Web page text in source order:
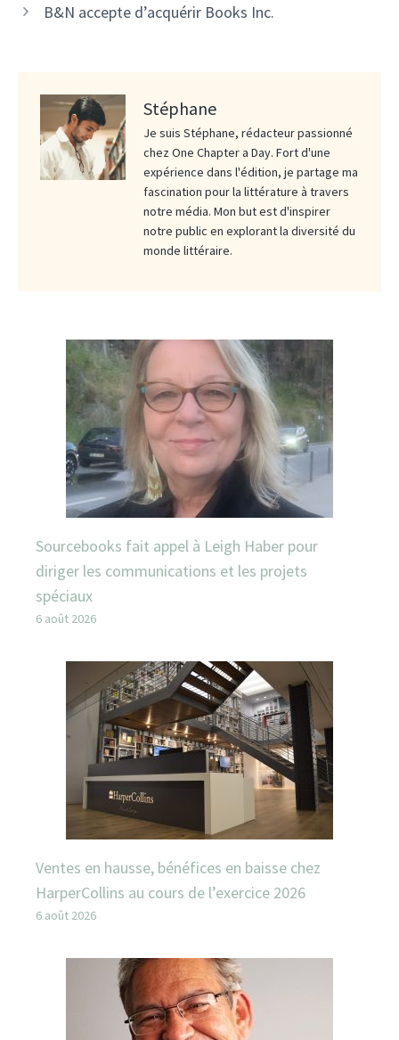
B&N accepte d’acquérir Books Inc.
Stéphane
Je suis Stéphane, rédacteur passionné
chez One Chapter a Day. Fort d'une
expérience dans l'édition, je partage ma
fascination pour la littérature à travers
notre média. Mon but est d'inspirer
notre public en explorant la diversité du
monde littéraire.
Sourcebooks fait appel à Leigh Haber pour
diriger les communications et les projets
spéciaux
6 août 2026
Ventes en hausse, bénéfices en baisse chez
HarperCollins au cours de l’exercice 2026
6 août 2026